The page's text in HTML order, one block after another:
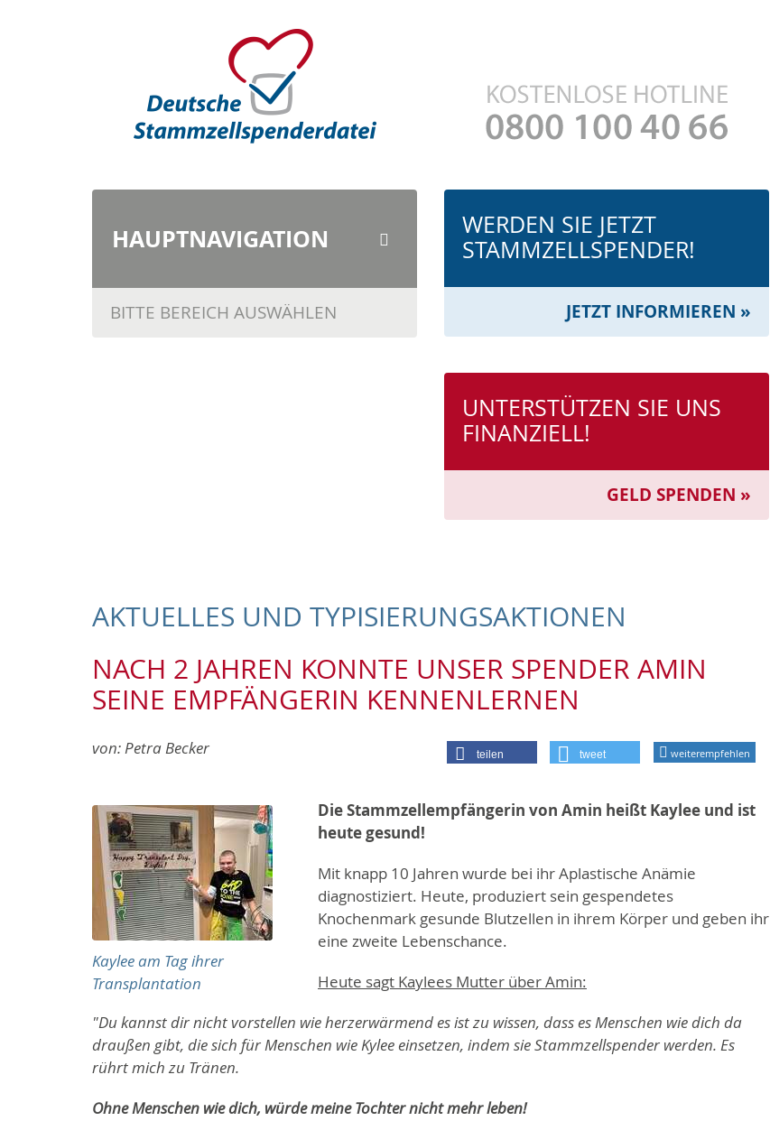
HAUPTNAVIGATION
BITTE BEREICH AUSWÄHLEN
WERDEN SIE JETZT
STAMMZELL­SPENDER!
JETZT INFORMIEREN »
UNTERSTÜTZEN SIE UNS
FINANZIELL!
GELD SPENDEN »
AKTUELLES UND TYPISIERUNGS­AKTIONEN
NACH 2 JAHREN KONNTE UNSER SPENDER AMIN
SEINE EMPFÄNGERIN KENNENLERNEN
von:Petra Becker weiterempfehlen
teilen tweet
Kaylee am Tag ihrer
Transplantation
Die Stammzellempfängerin von Amin heißt Kaylee und ist
heute gesund!
Mit knapp 10 Jahren wurde bei ihr Aplastische Anämie
diagnostiziert. Heute, produziert sein gespendetes
Knochenmark gesunde Blutzellen in ihrem Körper und geben ihr
eine zweite Lebenschance.
Heute sagt Kaylees Mutter über Amin:
"Du kannst dir nicht vorstellen wie herzerwärmend es ist zu wissen, dass es Menschen wie dich da
draußen gibt, die sich für Menschen wie Kylee einsetzen, indem sie Stammzellspender werden. Es
rührt mich zu Tränen.
Ohne Menschen wie dich, würde meine Tochter nicht mehr leben!